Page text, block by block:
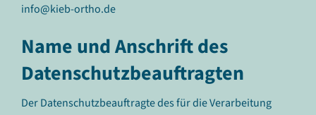
info@kieb-ortho.de
Name und Anschrift des
Datenschutzbeauftragten
Der Datenschutzbeauftragte des für die Verarbeitung